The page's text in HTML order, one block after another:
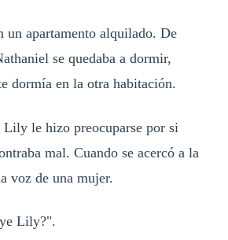
apartamento alquilado. De
se quedaba a dormir,
dormía en la otra habitación.
le hizo preocuparse por si
mal. Cuando se acercó a la
voz de una mujer.
Lily?".